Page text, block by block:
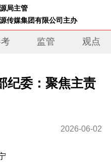
局主管
传媒集团有限公司主办
监管 观点
纪委：聚焦主责
2026-06-02